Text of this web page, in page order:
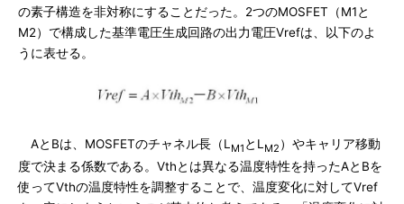
の素子構造を非対称にすることだった。2つのMOSFET（M1と
M2）で構成した基準電圧生成回路の出力電圧Vrefは、以下のよ
うに表せる。
AとBは、MOSFETのチャネル長（L M1 とL M2 ）やキャリア移動
度で決まる係数である。Vthとは異なる温度特性を持ったAとBを
使ってVthの温度特性を調整することで、温度変化に対してVref